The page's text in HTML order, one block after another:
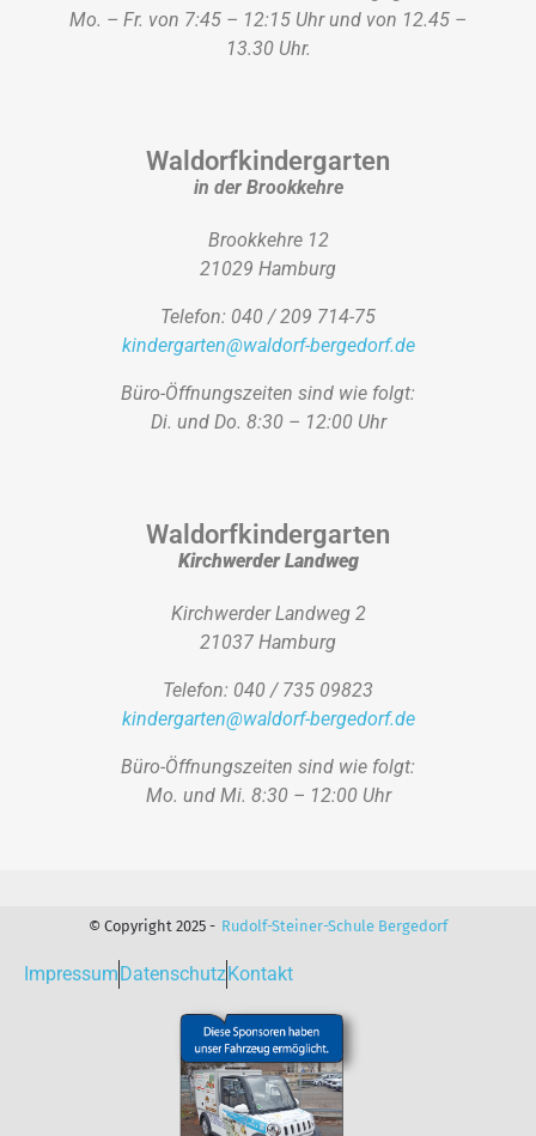
Mo. – Fr. von 7:45 – 12:15 Uhr und von 12.45 –
13.30 Uhr.
Waldorfkindergarten
in der Brookkehre
Brookkehre 12
21029 Hamburg
Telefon: 040 / 209 714-75
kindergarten@waldorf-bergedorf.de
Büro-Öffnungszeiten sind wie folgt:
Di. und Do. 8:30 – 12:00 Uhr
Waldorfkindergarten
Kirchwerder Landweg
Kirchwerder Landweg 2
21037 Hamburg
Telefon: 040 / 735 09823
kindergarten@waldorf-bergedorf.de
Büro-Öffnungszeiten sind wie folgt:
Mo. und Mi. 8:30 – 12:00 Uhr
© Copyright 2025 - Rudolf-Steiner-Schule Bergedorf
Impressum DatenschutzKontakt